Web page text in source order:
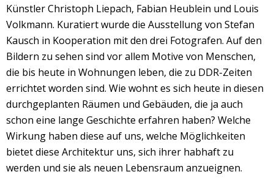
Künstler Christoph Liepach, Fabian Heublein und Louis
Volkmann. Kuratiert wurde die Ausstellung von Stefan
Kausch in Kooperation mit den drei Fotografen. Auf den
Bildern zu sehen sind vor allem Motive von Menschen,
die bis heute in Wohnungen leben, die zu DDR-Zeiten
errichtet worden sind. Wie wohnt es sich heute in diesen
durchgeplanten Räumen und Gebäuden, die ja auch
schon eine lange Geschichte erfahren haben? Welche
Wirkung haben diese auf uns, welche Möglichkeiten
bietet diese Architektur uns, sich ihrer habhaft zu
werden und sie als neuen Lebensraum anzueignen.